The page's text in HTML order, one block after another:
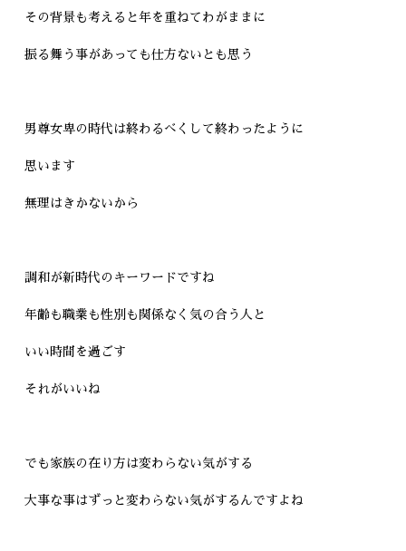
その背景も考えると年を重ねてわがままに
振る舞う事があっても仕方ないとも思う
男尊女卑の時代は終わるべくして終わったように
思います
無理はきかないから
調和が新時代のキーワードですね
年齢も職業も性別も関係なく気の合う人と
いい時間を過ごす
それがいいね
でも家族の在り方は変わらない気がする
大事な事はずっと変わらない気がするんですよね